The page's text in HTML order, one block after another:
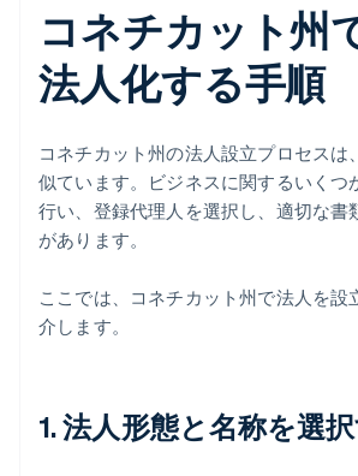
コネチカット州
法人化する手順
コネチカット州の法人設立プロセスは
似ています。ビジネスに関するいくつ
行い、登録代理人を選択し、適切な書
があります。
ここでは、コネチカット州で法人を設
介します。
1. 法人形態と名称を選